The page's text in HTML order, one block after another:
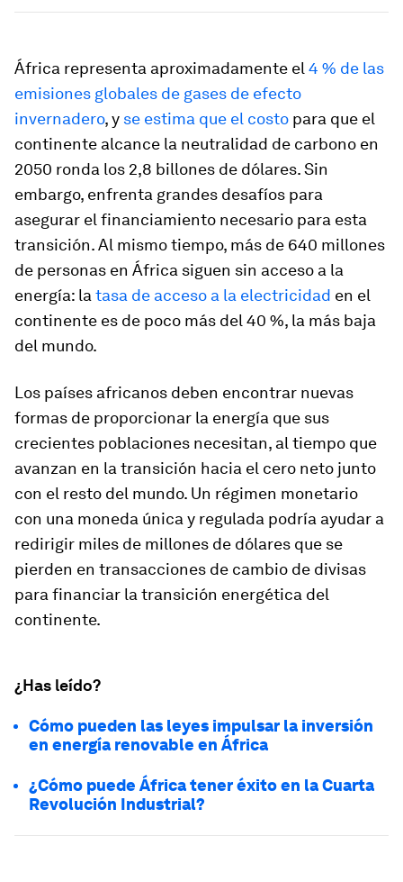
África representa aproximadamente el 4 % de las
emisiones globales de gases de efecto
invernadero, y se estima que el costo para que el
continente alcance la neutralidad de carbono en
2050 ronda los 2,8 billones de dólares. Sin
embargo, enfrenta grandes desafíos para
asegurar el financiamiento necesario para esta
transición. Al mismo tiempo, más de 640 millones
de personas en África siguen sin acceso a la
energía: la tasa de acceso a la electricidad en el
continente es de poco más del 40 %, la más baja
del mundo.
Los países africanos deben encontrar nuevas
formas de proporcionar la energía que sus
crecientes poblaciones necesitan, al tiempo que
avanzan en la transición hacia el cero neto junto
con el resto del mundo. Un régimen monetario
con una moneda única y regulada podría ayudar a
redirigir miles de millones de dólares que se
pierden en transacciones de cambio de divisas
para financiar la transición energética del
continente.
¿Has leído?
Cómo pueden las leyes impulsar la inversión
en energía renovable en África
¿Cómo puede África tener éxito en la Cuarta
Revolución Industrial?